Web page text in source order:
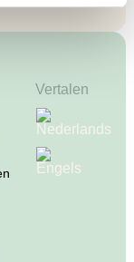
Vertalen